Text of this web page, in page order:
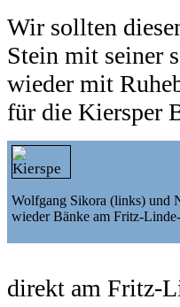
Wir sollten
Stein mit seiner
wieder mit
für die Kiersper
Wolfgang Sikora (links) und
wieder Bänke am Fritz-
direkt am Fritz-